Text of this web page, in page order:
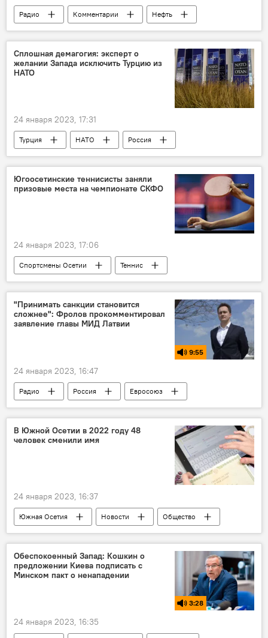
Радио Комментарии
Нефть
Россия
Экономика
Сплошная демагогия: эксперт о
желании Запада исключить Турцию из
НАТО
24 января 2023, 17:31
Турция НАТО
Россия
США
Мнение Политика
Югоосетинские теннисисты заняли
призовые места на чемпионате СКФО
24 января 2023, 17:06
Спортсмены Осетии
Теннис
Южная Осетия
Спорт Новости
"Принимать санкции становится
сложнее": Фролов прокомментировал
заявление главы МИД Латвии
9:55
24 января 2023, 16:47
Радио Россия
Евросоюз
Политика
санкции
Экономика
Комментарии
В Южной Осетии в 2022 году 48
человек сменили имя
24 января 2023, 16:37
Южная Осетия Новости Общество
Обеспокоенный Запад: Кошкин о
предложении Киева подписать с
Минском пакт о ненападении
3:28
24 января 2023, 16:35